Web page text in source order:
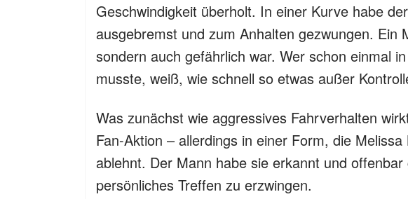
Geschwindigkeit überholt. In einer Kurve habe
ausgebremst und zum Anhalten gezwungen. Ein
sondern auch gefährlich war. Wer schon einmal
musste, weiß, wie schnell so etwas außer
Was zunächst wie aggressives Fahrverhalten
Fan-Aktion – allerdings in einer Form, die
ablehnt. Der Mann habe sie erkannt und
persönliches Treffen zu erzwingen.